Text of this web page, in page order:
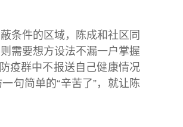
条件的区域，陈成和社区同
需要想方设法不漏一户掌握
疫群中不报送自己健康情况
句简单的“辛苦了”，就让陈